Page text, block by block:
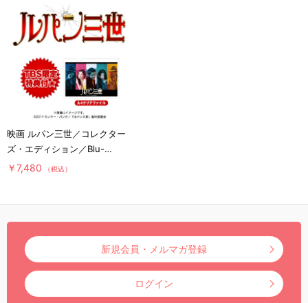
映画 ルパン三世／コレクター
ズ・エディション／Blu-
ray（TBSオリジナル特典付
￥7,480 （税込）
新規会員・メルマガ登録
ログイン